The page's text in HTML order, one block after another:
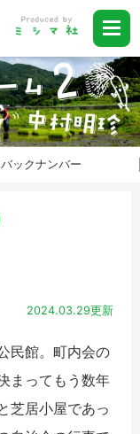
バックナンバー
2024.03.29更新
民館。町内会の
まってもう数年
芝居小屋であっ